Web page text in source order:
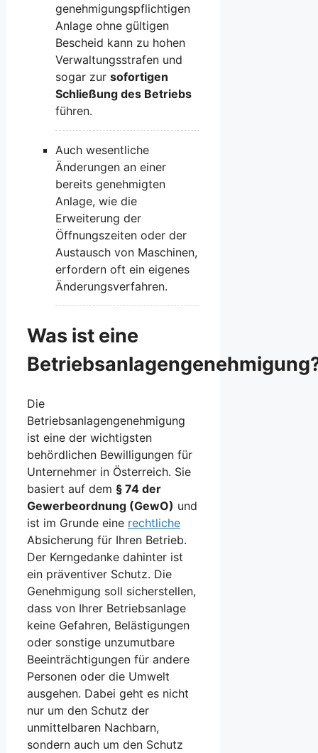
genehmigungspflichtigen
Anlage ohne gültigen
Bescheid kann zu hohen
Verwaltungsstrafen und
sogar zur sofortigen
Schließung des Betriebs
führen.
Auch wesentliche
Änderungen an einer
bereits genehmigten
Anlage, wie die
Erweiterung der
Öffnungszeiten oder der
Austausch von Maschinen,
erfordern oft ein eigenes
Änderungsverfahren.
Was ist eine
Die
Betriebsanlagengenehmigung
ist eine der wichtigsten
behördlichen Bewilligungen für
Unternehmer in Österreich. Sie
basiert auf dem § 74 der
Gewerbeordnung (GewO) und
ist im Grunde eine rechtliche
Absicherung für Ihren Betrieb.
Der Kerngedanke dahinter ist
ein präventiver Schutz. Die
Genehmigung soll sicherstellen,
dass von Ihrer Betriebsanlage
keine Gefahren, Belästigungen
oder sonstige unzumutbare
Beeinträchtigungen für andere
Personen oder die Umwelt
ausgehen. Dabei geht es nicht
nur um den Schutz der
unmittelbaren Nachbarn,
sondern auch um den Schutz